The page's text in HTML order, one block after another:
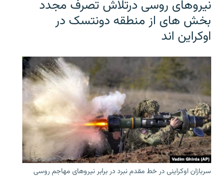
منوی
اصلی
مراجعه
صفحه
شرق میانه
جهان
جهان
مصاحبه‌ها
برنامه‌ها
بحران مهاجرت
'کووید-۱۹'
تماس
صفحه پشتو
Azadi English
نیروهای روسی درتلاش تصرف مجدد
بخش های از منطقه دونتسک در
اوکراین اند
سربازان اوکراینی در خط مقدم نبرد در برابر نیروهای مهاجم روسی